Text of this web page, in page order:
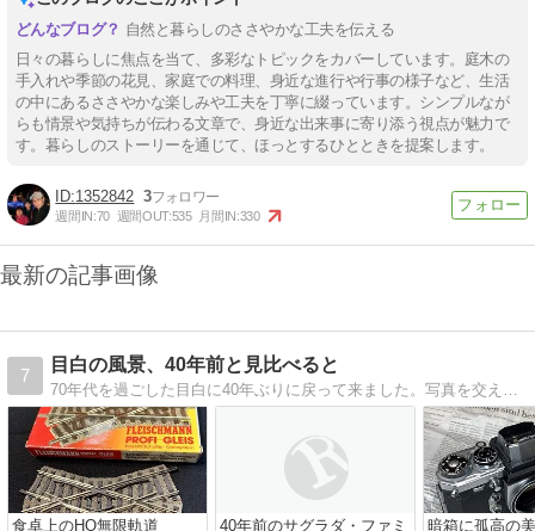
自然と暮らしのささやかな工夫を伝える
日々の暮らしに焦点を当て、多彩なトピックをカバーしています。庭木の
手入れや季節の花見、家庭での料理、身近な進行や行事の様子など、生活
の中にあるささやかな楽しみや工夫を丁寧に綴っています。シンプルなが
らも情景や気持ちが伝わる文章で、身近な出来事に寄り添う視点が魅力で
す。暮らしのストーリーを通じて、ほっとするひとときを提案します。
1352842 3
週間IN:70 週間OUT:535 月間IN:330
最新の記事画像
7
目白の風景、40年前と見比べると
70年代を過ごした目白に40年ぶりに戻って来ました。写真を交えながら目白の今昔を綴って行きます。
食卓上のHO無限軌道
40年前のサグラダ・ファミ
暗箱に孤高の